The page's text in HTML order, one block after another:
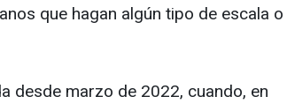
que hagan algún tipo de escala o
desde marzo de 2022, cuando, en